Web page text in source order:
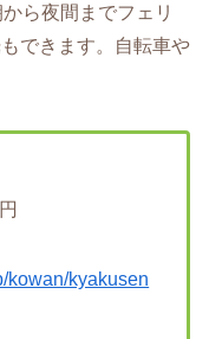
ら夜間までフェリ
できます。自転車や
kowan/kyakusen